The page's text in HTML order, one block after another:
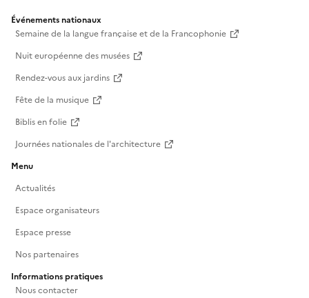
Événements nationaux
Semaine de la langue française et de la Francophonie
Nuit européenne des musées
Rendez-vous aux jardins
Fête de la musique
Biblis en folie
Journées nationales de l'architecture
Menu
Actualités
Espace organisateurs
Espace presse
Nos partenaires
Informations pratiques
Nous contacter